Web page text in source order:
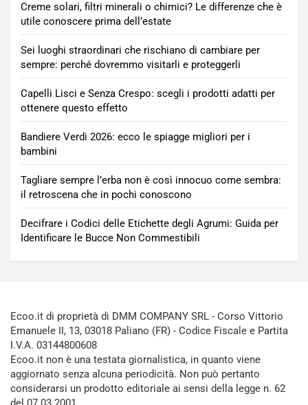
Creme solari, filtri minerali o chimici? Le differenze che è
utile conoscere prima dell’estate
Sei luoghi straordinari che rischiano di cambiare per
sempre: perché dovremmo visitarli e proteggerli
Capelli Lisci e Senza Crespo: scegli i prodotti adatti per
ottenere questo effetto
Bandiere Verdi 2026: ecco le spiagge migliori per i
bambini
Tagliare sempre l’erba non è così innocuo come sembra:
il retroscena che in pochi conoscono
Decifrare i Codici delle Etichette degli Agrumi: Guida per
Identificare le Bucce Non Commestibili
Ecoo.it di proprietà di DMM COMPANY SRL - Corso Vittorio
Emanuele II, 13, 03018 Paliano (FR) - Codice Fiscale e Partita
I.V.A. 03144800608
Ecoo.it non è una testata giornalistica, in quanto viene
aggiornato senza alcuna periodicità. Non può pertanto
considerarsi un prodotto editoriale ai sensi della legge n. 62